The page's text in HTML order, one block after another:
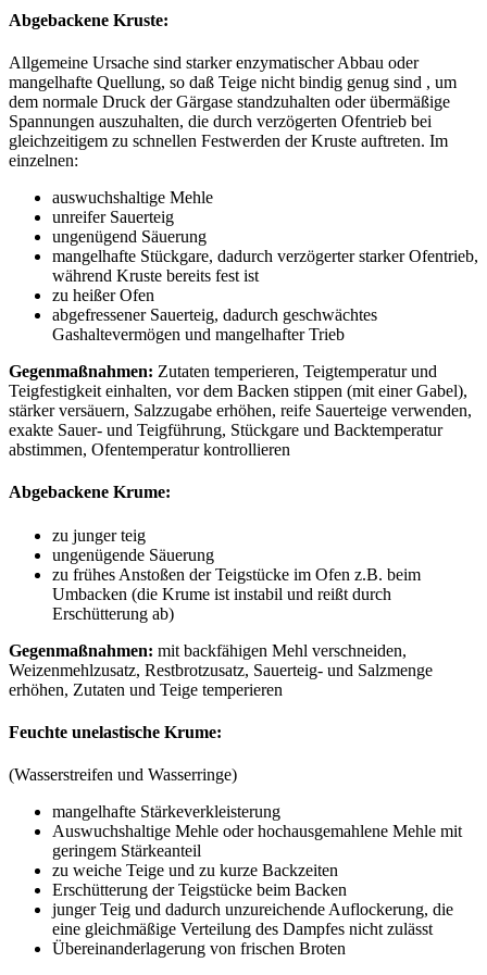
Abgebackene Kruste:
Allgemeine Ursache sind starker enzymatischer Abbau oder
mangelhafte Quellung, so daß Teige nicht bindig genug sind , um
dem normale Druck der Gärgase standzuhalten oder übermäßige
Spannungen auszuhalten, die durch verzögerten Ofentrieb bei
gleichzeitigem zu schnellen Festwerden der Kruste auftreten. Im
einzelnen:
auswuchshaltige Mehle
unreifer Sauerteig
ungenügend Säuerung
mangelhafte Stückgare, dadurch verzögerter starker Ofentrieb,
während Kruste bereits fest ist
zu heißer Ofen
abgefressener Sauerteig, dadurch geschwächtes
Gashaltevermögen und mangelhafter Trieb
Gegenmaßnahmen: Zutaten temperieren, Teigtemperatur und
Teigfestigkeit einhalten, vor dem Backen stippen (mit einer Gabel),
stärker versäuern, Salzzugabe erhöhen, reife Sauerteige verwenden,
exakte Sauer- und Teigführung, Stückgare und Backtemperatur
abstimmen, Ofentemperatur kontrollieren
Abgebackene Krume:
zu junger teig
ungenügende Säuerung
zu frühes Anstoßen der Teigstücke im Ofen z.B. beim
Umbacken (die Krume ist instabil und reißt durch
Erschütterung ab)
Gegenmaßnahmen: mit backfähigen Mehl verschneiden,
Weizenmehlzusatz, Restbrotzusatz, Sauerteig- und Salzmenge
erhöhen, Zutaten und Teige temperieren
Feuchte unelastische Krume:
(Wasserstreifen und Wasserringe)
mangelhafte Stärkeverkleisterung
Auswuchshaltige Mehle oder hochausgemahlene Mehle mit
geringem Stärkeanteil
zu weiche Teige und zu kurze Backzeiten
Erschütterung der Teigstücke beim Backen
junger Teig und dadurch unzureichende Auflockerung, die
eine gleichmäßige Verteilung des Dampfes nicht zulässt
Übereinanderlagerung von frischen Broten